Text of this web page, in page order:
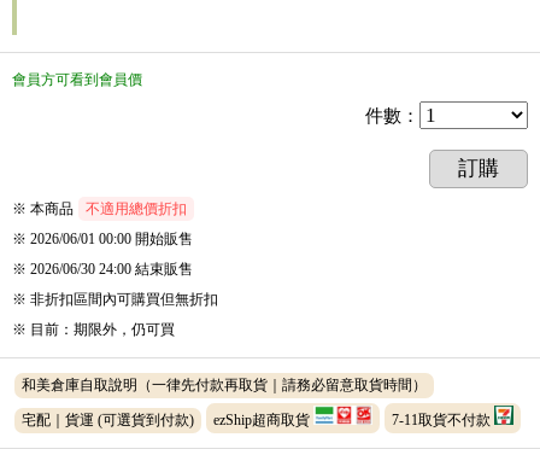
會員方可看到會員價
件數 ：
訂購
※ 本商品
不適用總價折扣
※ 2026/06/01 00:00 開始販售
※ 2026/06/30 24:00 結束販售
※ 非折扣區間內可購買但無折扣
※ 目前 ： 期限外 ， 仍可買
和美倉庫自取說明（一律先付款再取貨｜請務必留意取貨時間）
宅配｜貨運 (可選貨到付款) ezShip超商取貨 7-11取貨不付款